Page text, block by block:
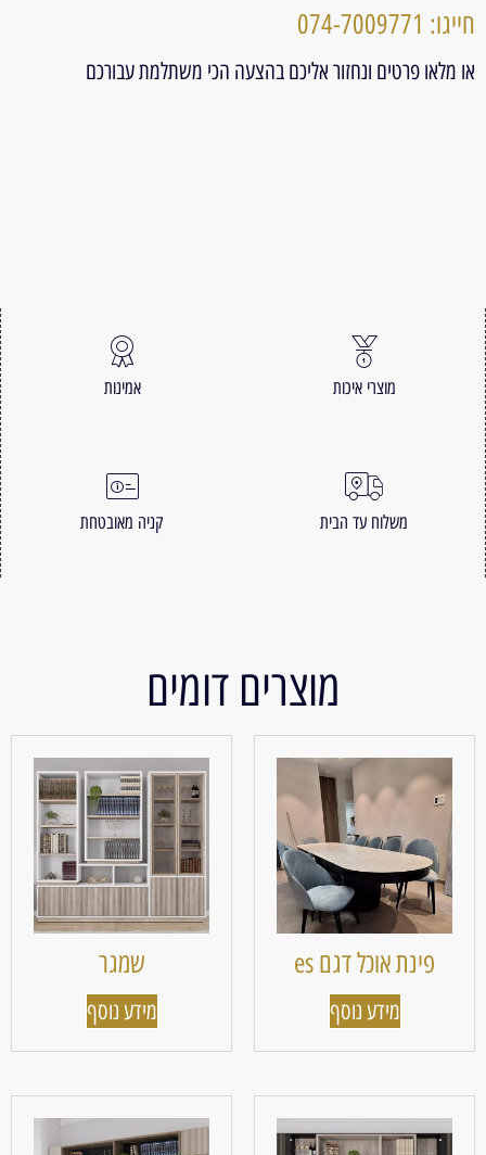
חייגו: 074-7009771
או מלאו פרטים ונחזור אליכם בהצעה הכי משתלמת עבורכם
מוצרי איכות אמינות
משלוח עד הבית קניה מאובטחת
מוצרים דומים
פינת אוכל דגם es
מידע נוסף
שמגר
מידע נוסף